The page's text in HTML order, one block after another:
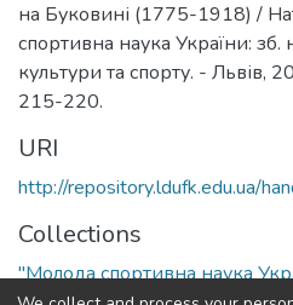
на Буковині (1775-1918) /
спортивна наука України: зб.
культури та спорту. - Львів,
215-220.
URI
http://repository.ldufk.edu.ua/
Collections
"Молода спортивна наука